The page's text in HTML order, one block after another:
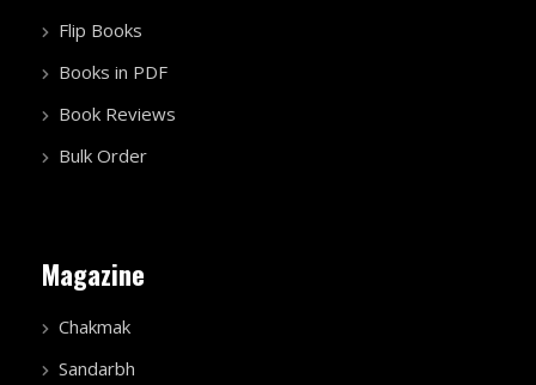
Flip Books
Books in PDF
Book Reviews
Bulk Order
Magazine
Chakmak
Sandarbh